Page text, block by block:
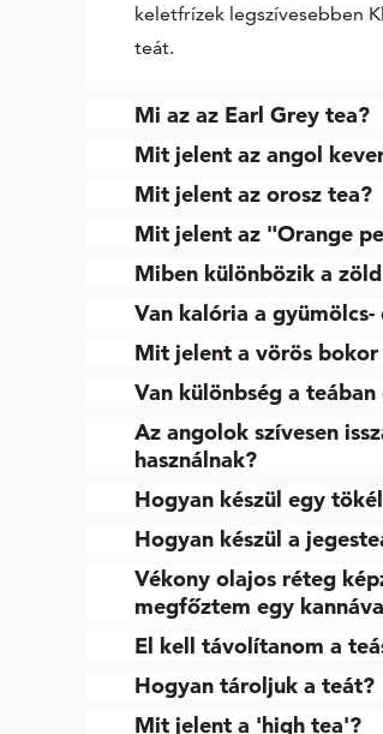
keletfrízek legszívesebben
teát.
Mi az az Earl Grey tea?
Mit jelent az angol
Mit jelent az orosz tea?
Mit jelent az "Orange
Miben különbözik a
Van kalória a
Mit jelent a vörös bokor
Van különbség a
Az angolok szívesen
használnak?
Hogyan készül egy
Hogyan készül a
Vékony olajos réteg
megfőztem egy
El kell távolítanom a
Hogyan tároljuk a teát?
Mit jelent a 'high tea'?